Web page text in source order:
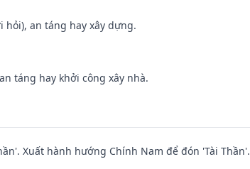
hỏi), an táng hay xây dựng.
táng hay khởi công xây nhà.
Xuất hành hướng Chính Nam để đón 'Tài Thần'.